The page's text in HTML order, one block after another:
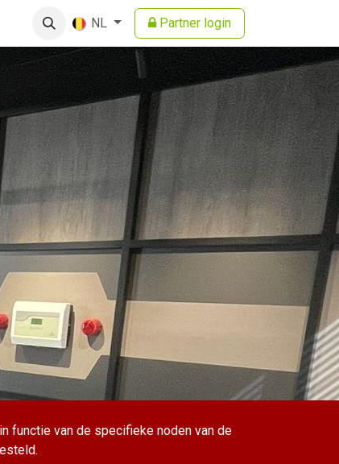
NL Partner login
functie van de specifieke noden van de